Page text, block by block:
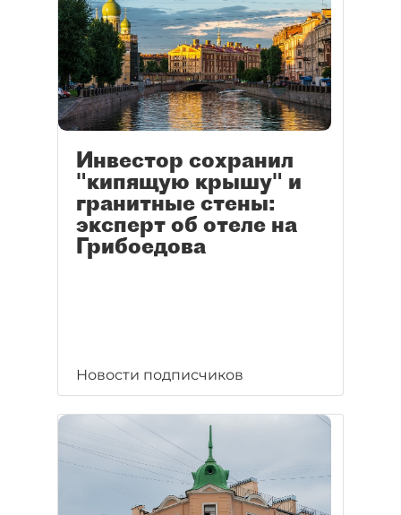
Инвестор сохранил
"кипящую крышу" и
гранитные стены:
эксперт об отеле на
Грибоедова
Новости подписчиков